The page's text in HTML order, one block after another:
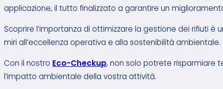
applicazione, il tutto finalizzato a garantire un
Scoprire l’importanza di ottimizzare la gestione dei rifiuti
miri all’eccellenza operativa e alla sostenibilità ambientale.
Con il nostro Eco-Checkup, non solo potrete risparmiare
l’impatto ambientale della vostra attività.